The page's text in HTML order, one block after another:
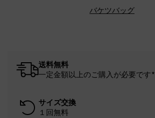
バケツバッグ
送料無料
一定金額以上のご購入が必要です*
サイズ交換
１回無料